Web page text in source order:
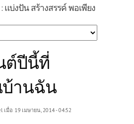
แบ่งปัน สร้างสรรค์ พอเพียง
ต์ปีนี้ที่
านฉัน
เมื่อ 19 เมษายน, 2014 - 04:52